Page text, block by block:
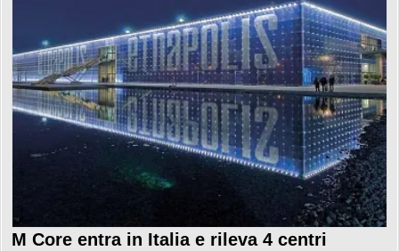
M Core entra in Italia e rileva 4 centri